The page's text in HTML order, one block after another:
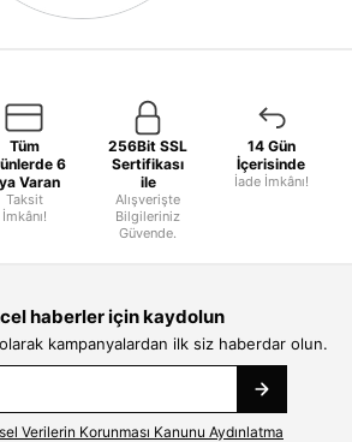
Tüm
6
Varan
Taksit
İmkânı!
256Bit SSL
Sertifikası
ile
Alışverişte
Bilgileriniz
Güvende.
14 Gün
İçerisinde
İade İmkânı!
haberler için kaydolun
kampanyalardan ilk siz haberdar olun.
Verilerin Korunması Kanunu Aydınlatma